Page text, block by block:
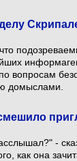
вопросам
домыслами.
-
как она